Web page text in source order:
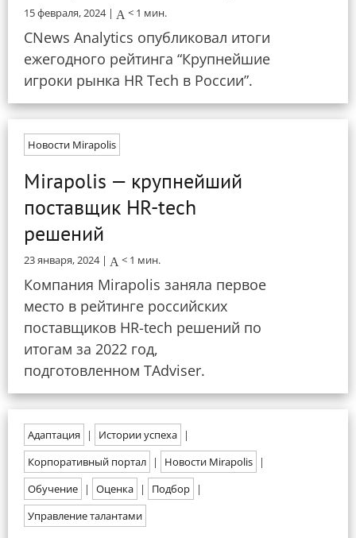
15 февраля, 2024 | < 1 мин.
CNews Analytics опубликовал итоги
ежегодного рейтинга “Крупнейшие
игроки рынка HR Tech в России”.
Новости Mirapolis
Mirapolis — крупнейший
поставщик HR-tech
решений
23 января, 2024 | < 1 мин.
Компания Mirapolis заняла первое
место в рейтинге российских
поставщиков HR-tech решений по
итогам за 2022 год,
подготовленном TAdviser.
Адаптация | Истории успеха
|
Корпоративный портал
| Новости Mirapolis
|
Обучение
| Оценка | Подбор
|
Управление талантами